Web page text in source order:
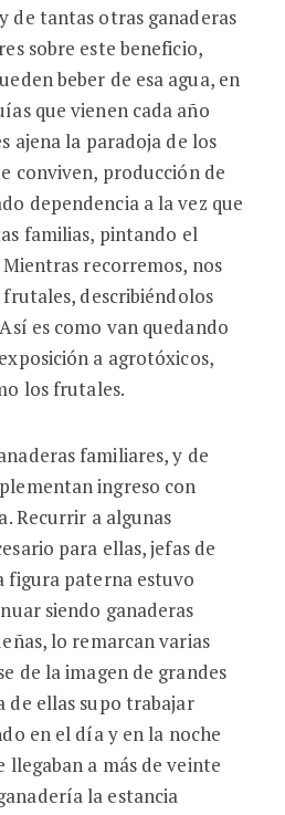
de tantas otras ganaderas
sobre este beneficio,
beber de esa agua, en
que vienen cada año
ajena la paradoja de los
conviven, producción de
dependencia a la vez que
familias, pintando el
recorremos, nos
describiéndolos
es como van quedando
a agrotóxicos,
los frutales.
familiares, y de
ingreso con
Recurrir a algunas
para ellas, jefas de
figura paterna estuvo
siendo ganaderas
lo remarcan varias
de la imagen de grandes
de ellas supo trabajar
en el día y en la noche
llegaban a más de veinte
la estancia